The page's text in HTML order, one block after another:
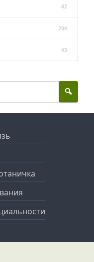
42
204
43